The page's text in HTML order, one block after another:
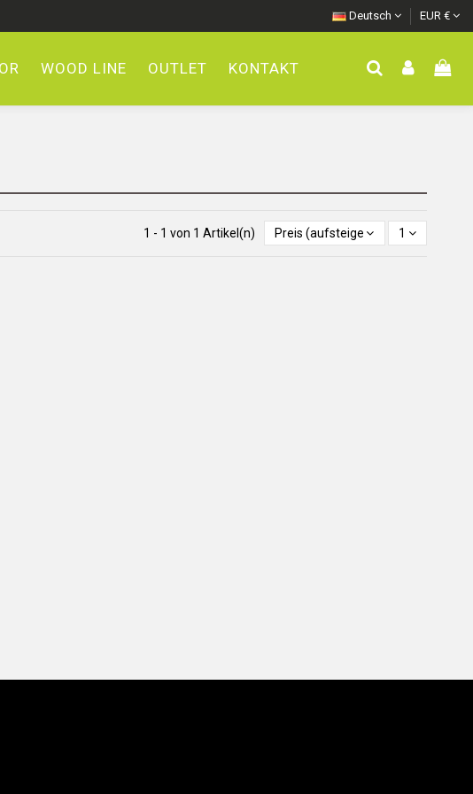
Deutsch EUR €
WOOD LINE OUTLET KONTAKT
1 - 1 von 1 Artikel(n) Preis (aufsteigend) 1